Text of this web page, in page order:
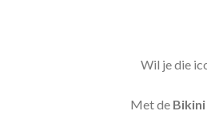
Wil je die
Met de